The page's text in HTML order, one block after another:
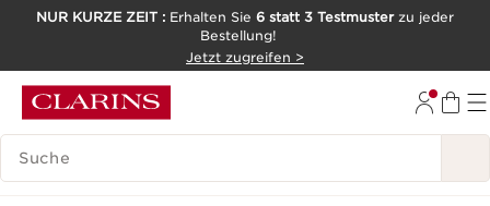
NUR KURZE ZEIT : Erhalten Sie 6 statt 3 Testmusterzu jeder
Bestellung!
Jetzt zugreifen >
LEGENDE SUCHEN
Europa-Zitronen-Thymian